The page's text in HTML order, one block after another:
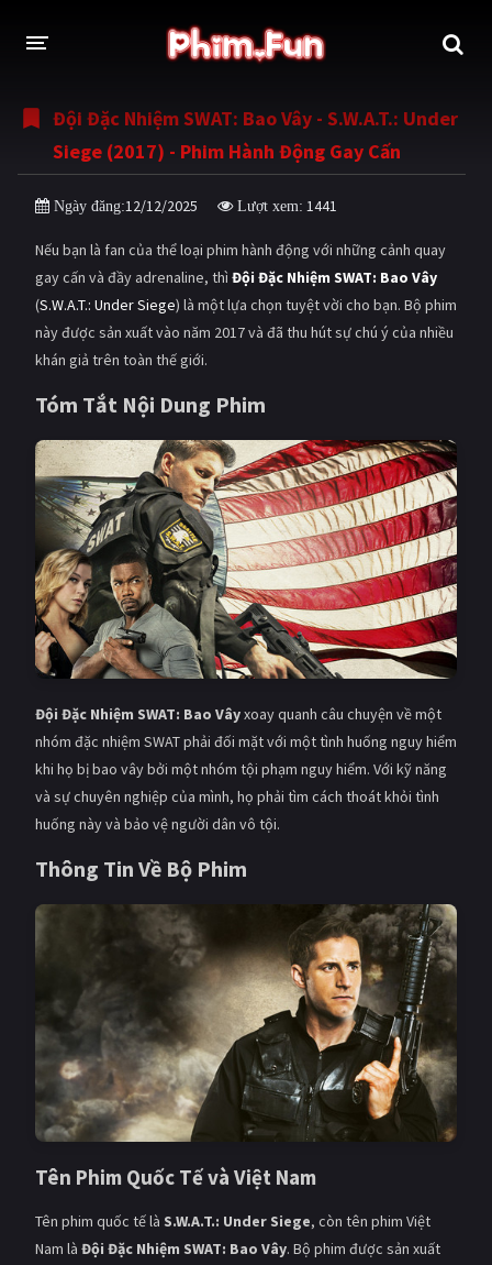
THỂ LOẠI
Thần thoại - Cổ trang Hành động
Tâm lý
Võ thuật - Kiếm hiệp Nhạc kịch
Kinh dị Tội phạm - Hình sự
Phiêu lưu
Viễn tưởng
Hoạt hình Thể thao
Tình cảm - Lãng mạn Kỳ ảo
Giật gân Gia đình
Bí ẩn Lịch sử
Viễn Tây Tiểu sử
GameShow DramaTV
QUỐC GIA
Âu - Mỹ Trung Quốc - Hồng Kông
Hàn Quốc
Ấn Độ
Tổng hợp
CẬP NHẬT
PHIM MỚI
PHIM BỘ
PHIM LẺ
PHIM CHIẾU RẠP
TUYỂN TẬP PHIM
BLOG
Đội Đặc Nhiệm SWAT: Bao Vây - S.W.A.T.: Under
Siege (2017) - Phim Hành Động Gay Cấn
Ngày đăng:12/12/2025 Lượt xem: 1441
Nếu bạn là fan của thể loại phim hành động với những cảnh quay
gay cấn và đầy adrenaline, thì Đội Đặc Nhiệm SWAT: Bao Vây
(S.W.A.T.: Under Siege) là một lựa chọn tuyệt vời cho bạn. Bộ phim
này được sản xuất vào năm 2017 và đã thu hút sự chú ý của nhiều
khán giả trên toàn thế giới.
Tóm Tắt Nội Dung Phim
Đội Đặc Nhiệm SWAT: Bao Vâyxoay quanh câu chuyện về một
nhóm đặc nhiệm SWAT phải đối mặt với một tình huống nguy hiểm
khi họ bị bao vây bởi một nhóm tội phạm nguy hiểm. Với kỹ năng
và sự chuyên nghiệp của mình, họ phải tìm cách thoát khỏi tình
huống này và bảo vệ người dân vô tội.
Thông Tin Về Bộ Phim
Tên Phim Quốc Tế và Việt Nam
Tên phim quốc tế là S.W.A.T.: Under Siege, còn tên phim Việt
Nam là Đội Đặc Nhiệm SWAT: Bao Vây. Bộ phim được sản xuất